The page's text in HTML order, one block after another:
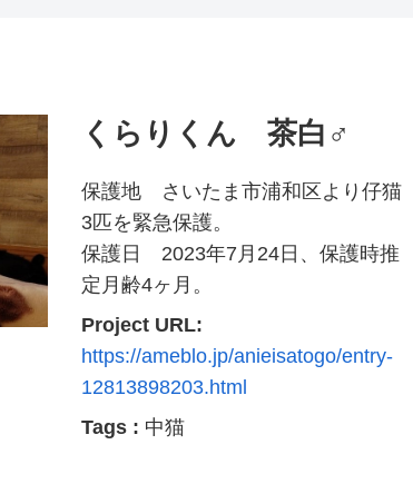
くらりくん 茶白♂
保護地 さいたま市浦和区より仔猫
3匹を緊急保護。
保護日 2023年7月24日、保護時推
定月齢4ヶ月。
Project URL:
https://ameblo.jp/anieisatogo/entry-
12813898203.html
Tags : 中猫